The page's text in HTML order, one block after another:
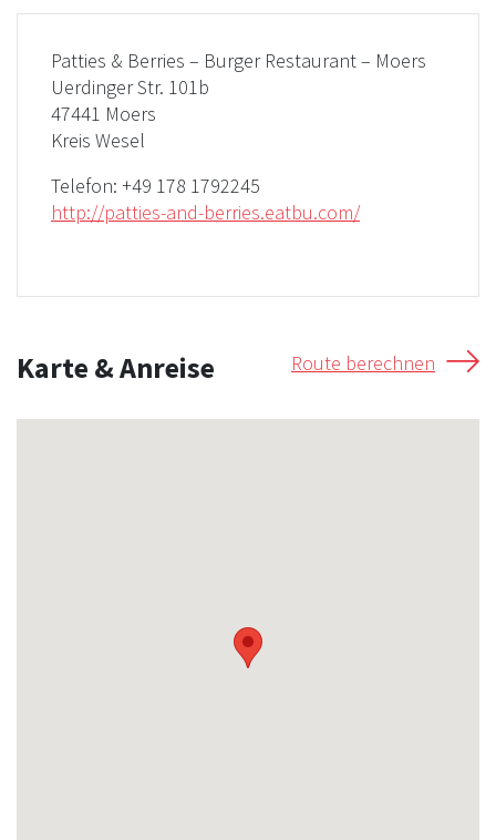
Patties & Berries – Burger Restaurant – Moers
Uerdinger Str. 101b
47441 Moers
Kreis Wesel
Telefon: +49 178 1792245
http://patties-and-berries.eatbu.com/
Karte & Anreise Route berechnen